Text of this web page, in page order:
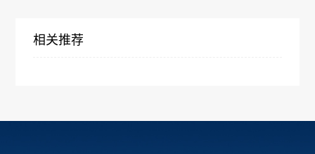
相关推荐